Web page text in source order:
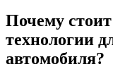
Почему
технологии
автомобиля?